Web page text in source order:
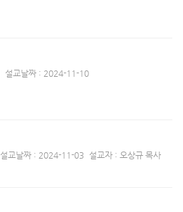
설교날짜 : 2024-11-10
설교날짜 : 2024-11-03 설교자 : 오상규 목사